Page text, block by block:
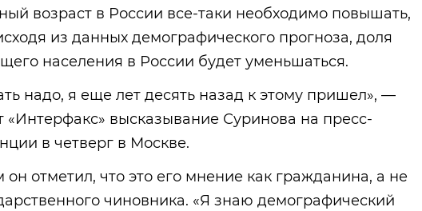
возраст в России все-таки необходимо повышать,
из данных демографического прогноза, доля
населения в России будет уменьшаться.
надо, я еще лет десять назад к этому пришел», —
«Интерфакс» высказывание Суринова на пресс-
в четверг в Москве.
он отметил, что это его мнение как гражданина, а не
чиновника. «Я знаю демографический